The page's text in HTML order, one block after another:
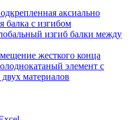
аксиально
балка с изгибом
изгиб балки между
жесткого конца
элемент с
материалов